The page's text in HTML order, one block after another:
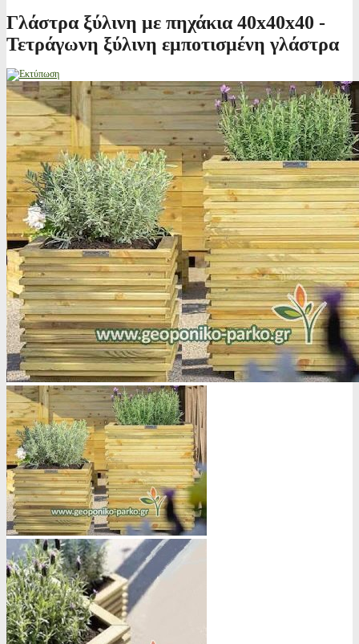
Γλάστρα ξύλινη με πηχάκια 40x40x40 -
Τετράγωνη ξύλινη εμποτισμένη γλάστρα